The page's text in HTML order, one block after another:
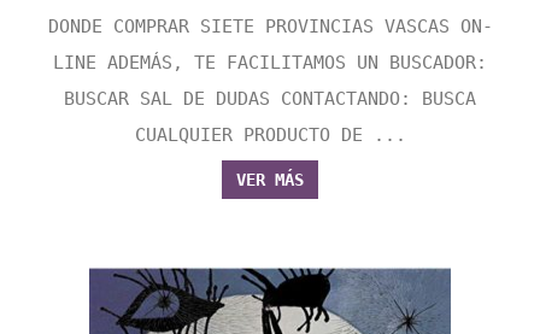
DONDE COMPRAR SIETE PROVINCIAS VASCAS ON-
LINE ADEMÁS, TE FACILITAMOS UN BUSCADOR:
BUSCAR SAL DE DUDAS CONTACTANDO: BUSCA
CUALQUIER PRODUCTO DE ...
VER MÁS